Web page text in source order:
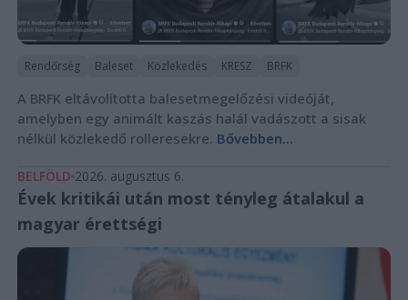
Rendőrség Baleset Közlekedés KRESZ BRFK
A BRFK eltávolította balesetmegelőzési videóját,
amelyben egy animált kaszás halál vadászott a sisak
nélkül közlekedő rolleresekre. Bővebben...
BELFÖLD 2026. augusztus 6.
Évek kritikái után most tényleg átalakul a
magyar érettségi